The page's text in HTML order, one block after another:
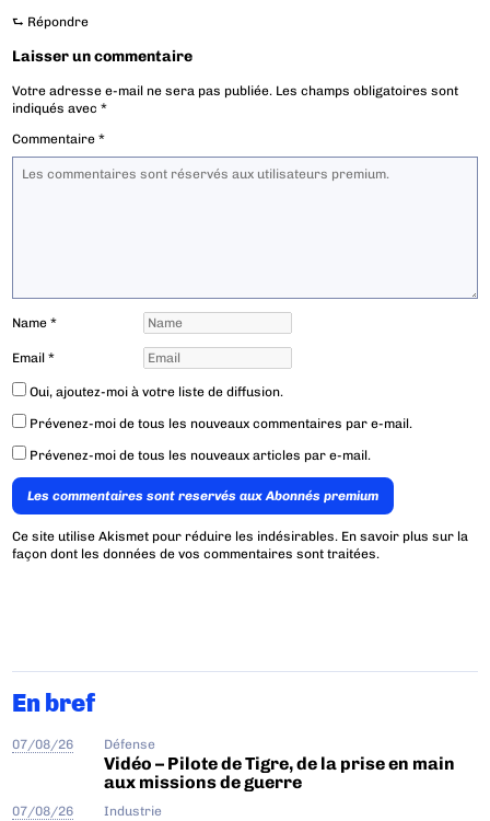
⮑ Répondre
Laisser un commentaire
Votre adresse e-mail ne sera pas publiée. Les champs obligatoires sont
indiqués avec*
Commentaire*
Name*
Email*
Oui, ajoutez-moi à votre liste de diffusion.
Prévenez-moi de tous les nouveaux commentaires par e-mail.
Prévenez-moi de tous les nouveaux articles par e-mail.
Les commentaires sont reservés aux Abonnés premium
Ce site utilise Akismet pour réduire les indésirables. En savoir plus sur la
façon dont les données de vos commentaires sont traitées.
En bref
07/08/26 Défense
Vidéo – Pilote de Tigre, de la prise en main
aux missions de guerre
07/08/26 Industrie